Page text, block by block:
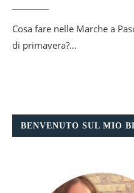
Cosa fare nelle Marche a
di primavera?…
BENVENUTO SUL MIO